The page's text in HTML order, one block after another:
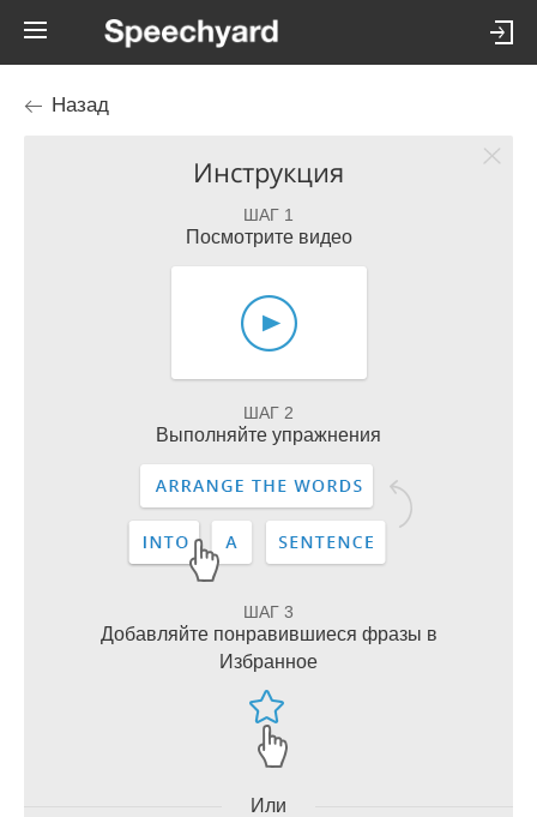
Назад
Инструкция
ШАГ 1
Посмотрите видео
ШАГ 2
Выполняйте упражнения
ШАГ 3
Добавляйте понравившиеся фразы в
Избранное
Или